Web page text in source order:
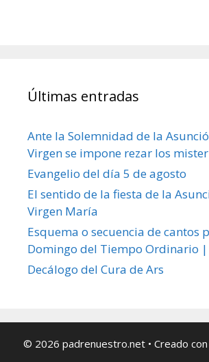
Últimas entradas
Ante la Solemnidad de la
Virgen se impone rezar los
Evangelio del día 5 de agosto
El sentido de la fiesta de la
Virgen María
Esquema o secuencia de cantos
Domingo del Tiempo Ordinario |
Decálogo del Cura de Ars
© 2026 padrenuestro.net • Creado con